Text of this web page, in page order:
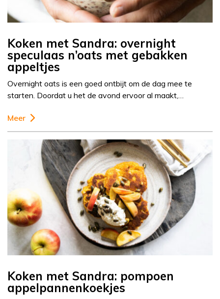
Koken met Sandra: overnight
speculaas n’oats met gebakken
appeltjes
Overnight oats is een goed ontbijt om de dag mee te
starten. Doordat u het de avond ervoor al maakt,…
Meer
Koken met Sandra: pompoen
appelpannenkoekjes